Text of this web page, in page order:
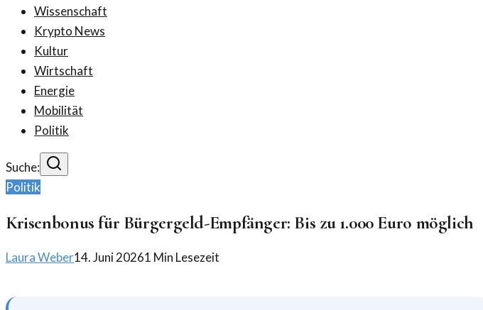
Wissenschaft
Krypto News
Kultur
Wirtschaft
Energie
Mobilität
Politik
Suche:
Politik
Krisenbonus für Bürgergeld-Empfänger: Bis zu 1.000 Euro möglich
Laura Weber14. Juni 20261 Min Lesezeit